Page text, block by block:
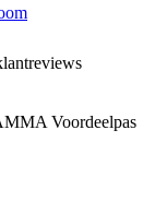
Voordeelpas